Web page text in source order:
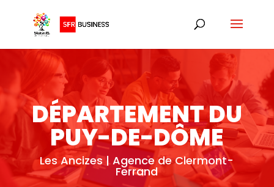
DÉPARTEMENT DU
PUY-DE-DÔME
Les Ancizes | Agence de Clermont-
Ferrand